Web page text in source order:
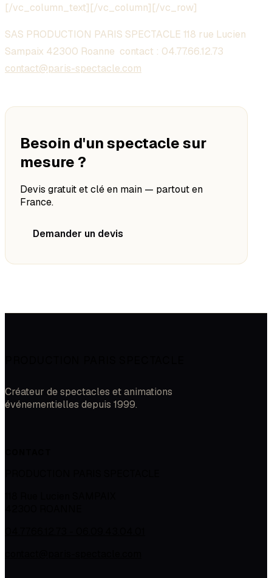
[/vc_column_text][/vc_column][/vc_row]
SAS PRODUCTION PARIS SPECTACLE 118 rue Lucien
Sampaix 42300 Roanne contact : 04.77.66.12.73
contact@paris-spectacle.com
Besoin d'un spectacle sur
mesure ?
Devis gratuit et clé en main — partout en
France.
Demander un devis
Créateur de spectacles et animations
événementielles depuis 1999.